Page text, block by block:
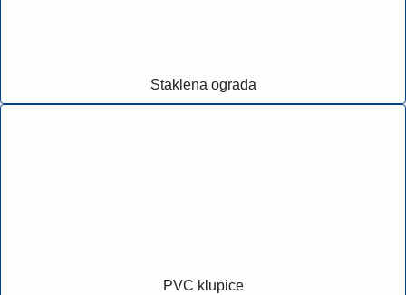
Staklena ograda
PVC klupice